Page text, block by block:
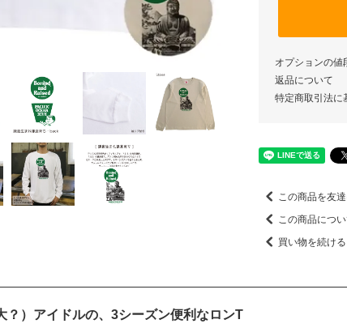
オプションの値
返品について
特定商取引法に
この商品を友
この商品につ
買い物を続ける
？）アイドルの、3シーズン便利なロンT